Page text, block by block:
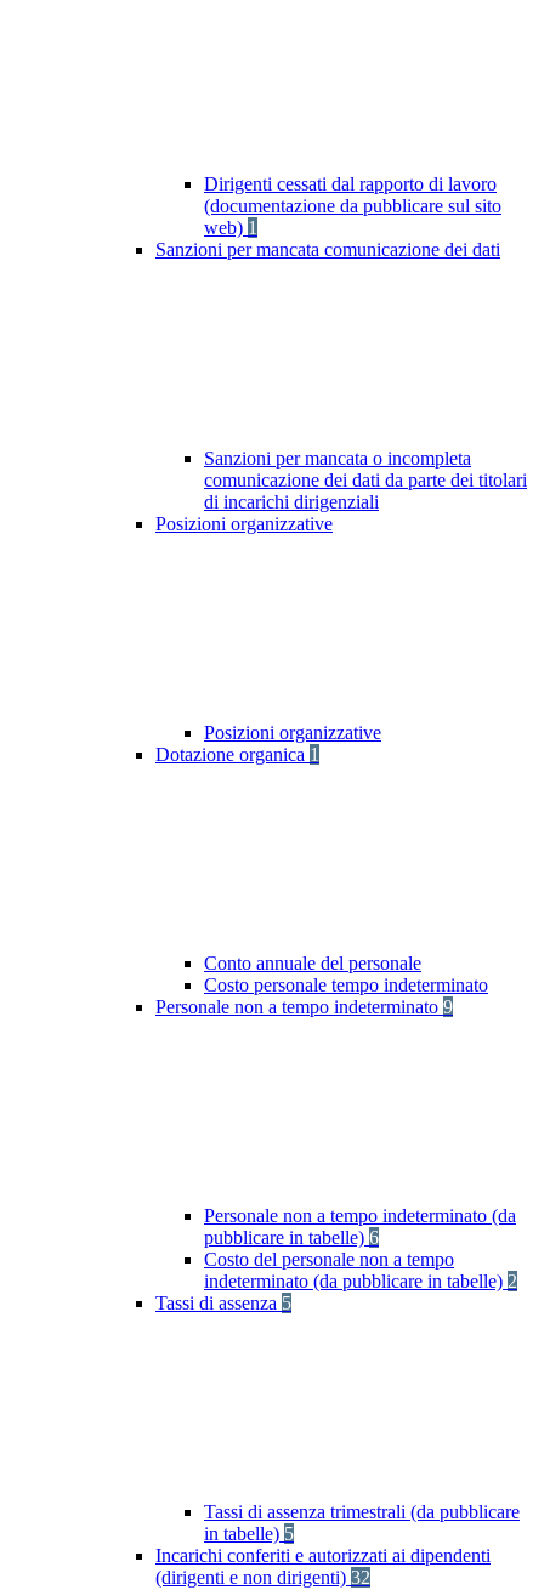
Dirigenti cessati dal rapporto di lavoro
(documentazione da pubblicare sul sito
web) 1
Sanzioni per mancata comunicazione dei dati
Sanzioni per mancata o incompleta
comunicazione dei dati da parte dei titolari
di incarichi dirigenziali
Posizioni organizzative
Posizioni organizzative
Dotazione organica 1
Conto annuale del personale
Costo personale tempo indeterminato
Personale non a tempo indeterminato 9
Personale non a tempo indeterminato (da
pubblicare in tabelle) 6
Costo del personale non a tempo
indeterminato (da pubblicare in tabelle) 2
Tassi di assenza 5
Tassi di assenza trimestrali (da pubblicare
in tabelle) 5
Incarichi conferiti e autorizzati ai dipendenti
(dirigenti e non dirigenti) 32